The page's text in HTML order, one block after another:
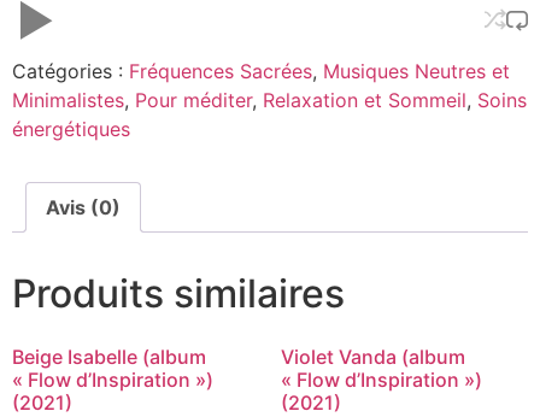
Catégories : Fréquences Sacrées, Musiques Neutres et
Minimalistes, Pour méditer, Relaxation et Sommeil, Soins
énergétiques
Avis (0)
Produits similaires
Beige Isabelle (album
« Flow d’Inspiration »)
(2021)
Violet Vanda (album
« Flow d’Inspiration »)
(2021)